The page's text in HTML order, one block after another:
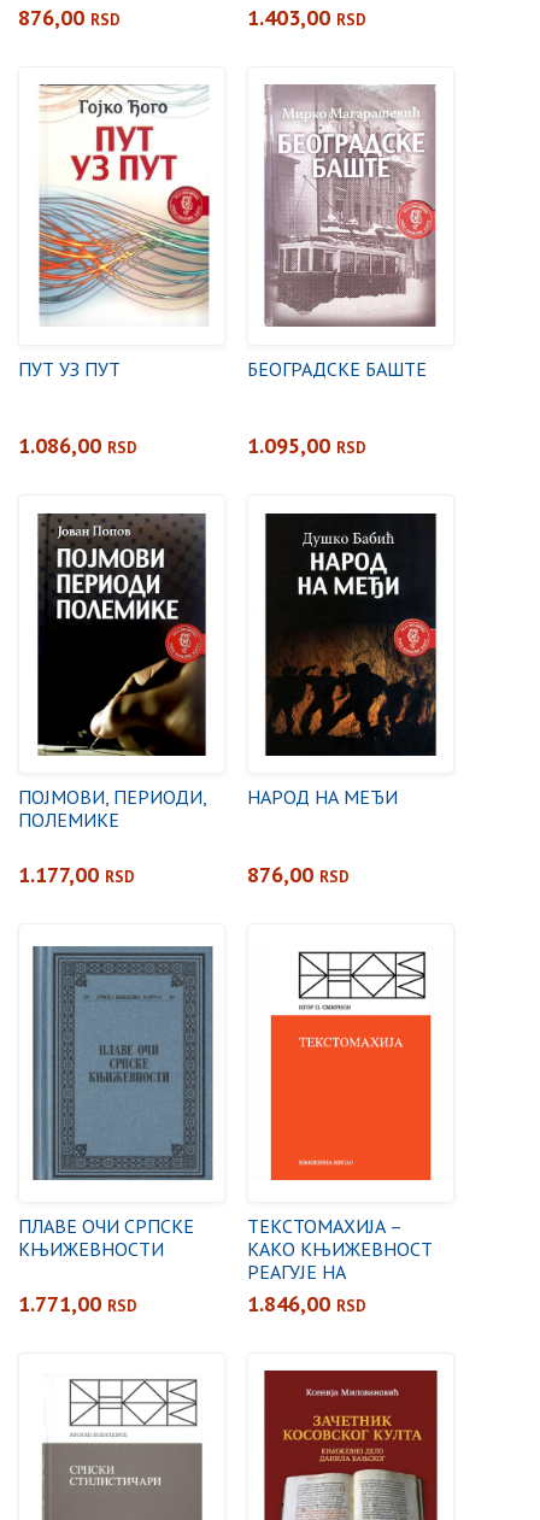
876,00 RSD 1.403,00 RSD
ПУТ УЗ ПУТ
1.086,00 RSD
БЕОГРАДСКЕ БАШТЕ
1.095,00 RSD
ПОЈМОВИ, ПЕРИОДИ,
ПОЛЕМИКЕ
1.177,00 RSD
НАРОД НА МЕЂИ
876,00 RSD
ПЛАВЕ ОЧИ СРПСКЕ
КЊИЖЕВНОСТИ
1.771,00 RSD
ТЕКСТОМАХИЈА –
КАКО КЊИЖЕВНОСТ
РЕАГУЈЕ НА
ФИЛОСОФИЈУ
1.846,00 RSD